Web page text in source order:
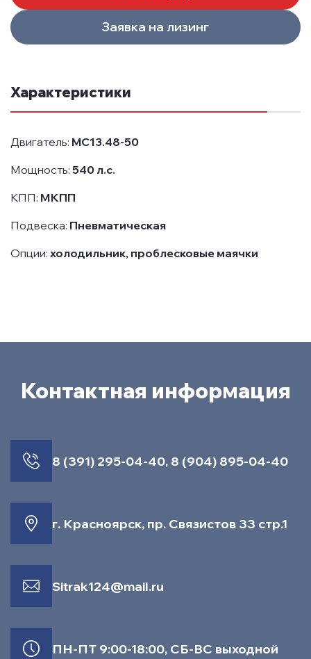
Заявка на лизинг
Характеристики
Двигатель: MC13.48-50
Мощность: 540 л.с.
КПП: МКПП
Подвеска: Пневматическая
Опции: холодильник, проблесковые маячки
Контактная информация
8 (391) 295-04-40, 8 (904) 895-04-40
г. Красноярск, пр. Связистов 33 стр.1
Sitrak124@mail.ru
ПН-ПТ 9:00-18:00, СБ-ВС выходной